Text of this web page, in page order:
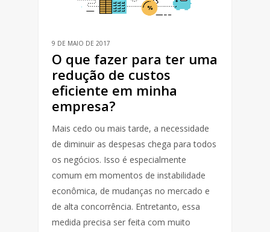
9 DE MAIO DE 2017
O que fazer para ter uma
redução de custos
eficiente em minha
empresa?
Mais cedo ou mais tarde, a necessidade
de diminuir as despesas chega para todos
os negócios. Isso é especialmente
comum em momentos de instabilidade
econômica, de mudanças no mercado e
de alta concorrência. Entretanto, essa
medida precisa ser feita com muito